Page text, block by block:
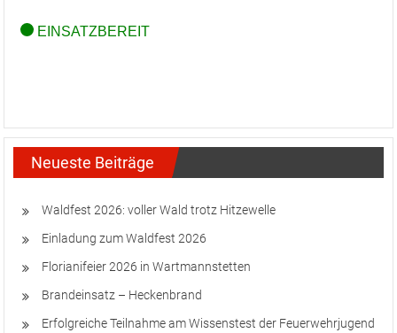
Neueste Beiträge
Waldfest 2026: voller Wald trotz Hitzewelle
Einladung zum Waldfest 2026
Florianifeier 2026 in Wartmannstetten
Brandeinsatz – Heckenbrand
Erfolgreiche Teilnahme am Wissenstest der Feuerwehrjugend